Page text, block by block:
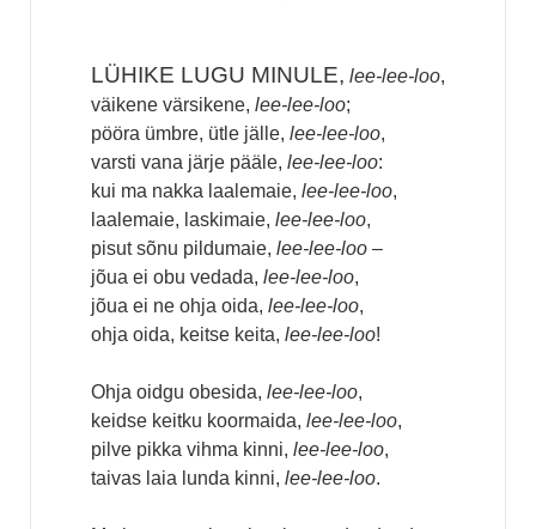
LÜHIKE LUGU MINULE, lee-lee-loo,
väikene värsikene, lee-lee-loo;
pööra ümbre, ütle jälle, lee-lee-loo,
varsti vana järje pääle, lee-lee-loo:
kui ma nakka laalemaie, lee-lee-loo,
laalemaie, laskimaie, lee-lee-loo,
pisut sõnu pildumaie, lee-lee-loo –
jõua ei obu vedada, lee-lee-loo,
jõua ei ne ohja oida, lee-lee-loo,
ohja oida, keitse keita, lee-lee-loo!
Ohja oidgu obesida, lee-lee-loo,
keidse keitku koormaida, lee-lee-loo,
pilve pikka vihma kinni, lee-lee-loo,
taivas laia lunda kinni, lee-lee-loo.